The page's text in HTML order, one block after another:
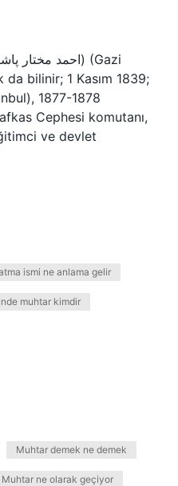
bilinir; 1 Kasım 1839;
1877-1878
Cephesi komutanı,
ve devlet
ismi ne anlama gelir
muhtar kimdir
Muhtar demek ne demek
Muhtar ne olarak geçiyor